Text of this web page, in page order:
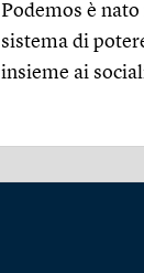
Podemos è
sistema di
insieme ai